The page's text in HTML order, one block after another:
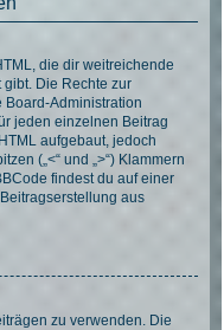
die dir weitreichende
gibt. Die Rechte zur
Board-Administration
jeden einzelnen Beitrag
aufgebaut, jedoch
(„<“ und „>“) Klammern
findest du auf einer
aus
zu verwenden. Die